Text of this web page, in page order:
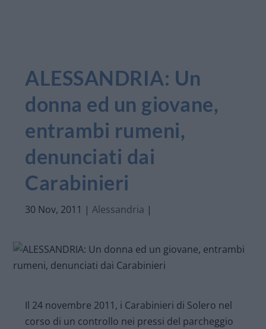
ALESSANDRIA: Un
donna ed un giovane,
entrambi rumeni,
denunciati dai
Carabinieri
30 Nov, 2011 |Alessandria |
Il 24 novembre 2011, i Carabinieri di Solero nel
corso di un controllo nei pressi del parcheggio